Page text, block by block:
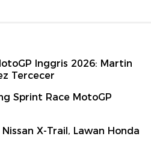
Inggris 2026: Martin
Tercecer
Sprint Race MotoGP
X-Trail, Lawan Honda